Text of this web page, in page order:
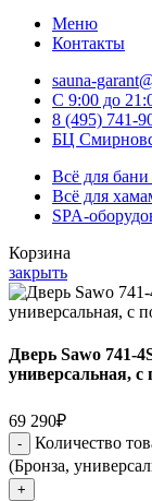
Меню
Контакты
sauna-
C 9:00 до
8 (495) 741-
БЦ
Всё для
Всё для
SPA-
Корзина
закрыть
Дверь Sawo 741-
универсальная, с
69 290₽
Количество
(Бронза,